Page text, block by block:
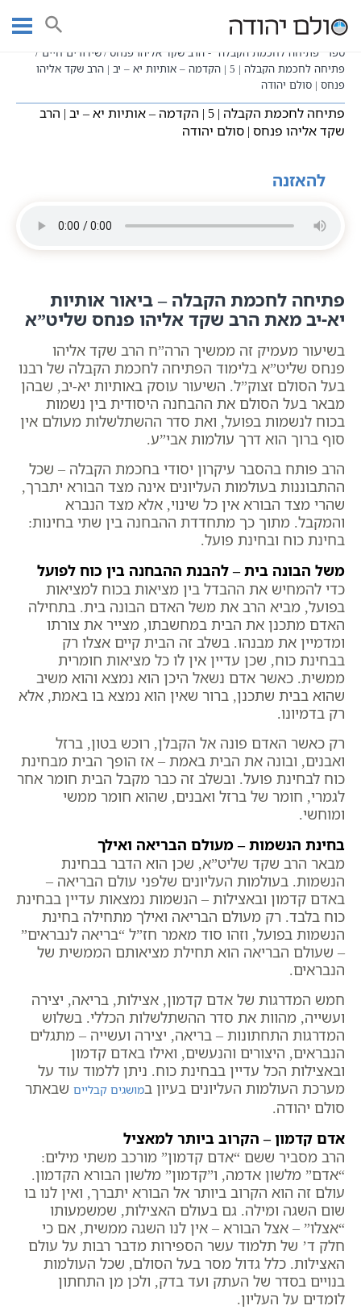
content
עמוד ראשי
שיעורי קבלה כתבי אשלג
פתיחה לחכמת הקבלה
ספר "פתיחה לחכמת הקבלה" - הרב שקד אליהו פנחס
שידורים חיים
פתיחה לחכמת הקבלה | 5 | הקדמה – אותיות יא – יב | הרב שקד אליהו
פנחס | סולם יהודה
פתיחה לחכמת הקבלה | 5 | הקדמה – אותיות יא – יב | הרב
שקד אליהו פנחס | סולם יהודה
להאזנה
פתיחה לחכמת הקבלה – ביאור אותיות
יא-יב מאת הרב שקד אליהו פנחס שליט”א
בשיעור מעמיק זה ממשיך הרה”ח הרב שקד אליהו
פנחס שליט”א בלימוד הפתיחה לחכמת הקבלה של רבנו
בעל הסולם זצוק”ל. השיעור עוסק באותיות יא-יב, שבהן
מבאר בעל הסולם את ההבחנה היסודית בין נשמות
בכוח לנשמות בפועל, ואת סדר ההשתלשלות מעולם אין
סוף ברוך הוא דרך עולמות אבי”ע.
הרב פותח בהסבר עיקרון יסודי בחכמת הקבלה – שכל
ההתבוננות בעולמות העליונים אינה מצד הבורא יתברך,
שהרי מצד הבורא אין כל שינוי, אלא מצד הנברא
והמקבל. מתוך כך מתחדדת ההבחנה בין שתי בחינות:
בחינת כוח ובחינת פועל.
משל הבונה בית – להבנת ההבחנה בין כוח לפועל
כדי להמחיש את ההבדל בין מציאות בכוח למציאות
בפועל, מביא הרב את משל האדם הבונה בית. בתחילה
האדם מתכנן את הבית במחשבתו, מצייר את צורתו
ומדמיין את מבנהו. בשלב זה הבית קיים אצלו רק
בבחינת כוח, שכן עדיין אין לו כל מציאות חומרית
ממשית. כאשר אדם נשאל היכן הוא נמצא והוא משיב
שהוא בבית שתכנן, ברור שאין הוא נמצא בו באמת, אלא
רק בדמיונו.
רק כאשר האדם פונה אל הקבלן, רוכש בטון, ברזל
ואבנים, ובונה את הבית באמת – אז הופך הבית מבחינת
כוח לבחינת פועל. ובשלב זה כבר מקבל הבית חומר אחר
לגמרי, חומר של ברזל ואבנים, שהוא חומר ממשי
ומוחשי.
בחינת הנשמות – מעולם הבריאה ואילך
מבאר הרב שקד שליט”א, שכן הוא הדבר בבחינת
הנשמות. בעולמות העליונים שלפני עולם הבריאה –
באדם קדמון ובאצילות – הנשמות נמצאות עדיין בבחינת
כוח בלבד. רק מעולם הבריאה ואילך מתחילה בחינת
הנשמות בפועל, וזהו סוד מאמר חז”ל “בריאה לנבראים”
– שעולם הבריאה הוא תחילת מציאותם הממשית של
הנבראים.
חמש המדרגות של אדם קדמון, אצילות, בריאה, יצירה
ועשייה, מהוות את סדר ההשתלשלות הכללי. בשלוש
המדרגות התחתונות – בריאה, יצירה ועשייה – מתגלים
הנבראים, היצורים והנעשים, ואילו באדם קדמון
ובאצילות הכל עדיין בבחינת כוח. ניתן ללמוד עוד על
מערכת העולמות העליונים בעיון במושגים קבליים שבאתר
סולם יהודה.
אדם קדמון – הקרוב ביותר למאציל
הרב מסביר ששם “אדם קדמון” מורכב משתי מילים:
“אדם” מלשון אדמה, ו”קדמון” מלשון הבורא הקדמון.
עולם זה הוא הקרוב ביותר אל הבורא יתברך, ואין לנו בו
שום השגה ומילה. גם בעולם האצילות, שמשמעותו
“אצלו” – אצל הבורא – אין לנו השגה ממשית, אם כי
חלק ד’ של תלמוד עשר הספירות מדבר רבות על עולם
האצילות. כלל גדול מסר בעל הסולם, שכל העולמות
בנויים בסדר של העתק ועד בדק, ולכן מן התחתון
לומדים על העליון.